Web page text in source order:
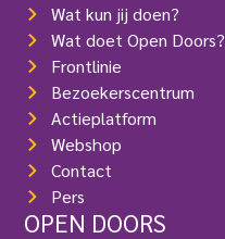
Wat kun jij doen?
Wat doet Open Doors?
Frontlinie
Bezoekerscentrum
Actieplatform
Webshop
Contact
Pers
OPEN DOORS